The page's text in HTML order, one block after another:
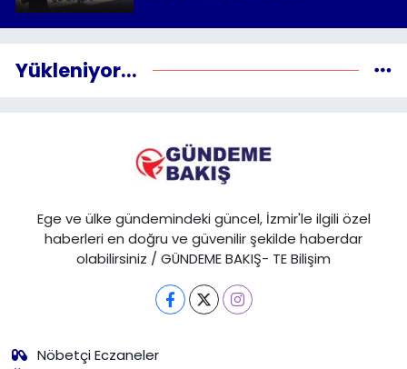
Yükleniyor...
Ege ve ülke gündemindeki güncel, İzmir'le ilgili özel
haberleri en doğru ve güvenilir şekilde haberdar
olabilirsiniz / GÜNDEME BAKIŞ- TE Bilişim
Nöbetçi Eczaneler